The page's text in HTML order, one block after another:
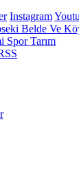
Instagram
Belde Ve
SporTarım